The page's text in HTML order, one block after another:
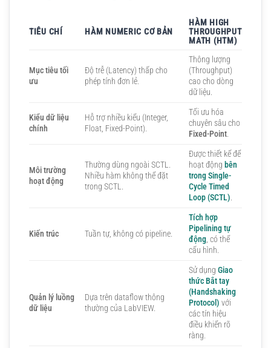
TIÊU CHÍ HÀM NUMERIC CƠ BẢN
HÀM HIGH
THROUGHPUT
MATH (HTM)
Mục tiêu tối
ưu
Độ trễ (Latency) thấp cho
phép tính đơn lẻ.
Thông lượng
(Throughput)
cao cho dòng
dữ liệu.
Kiểu dữ liệu
chính
Hỗ trợ nhiều kiểu (Integer,
Float, Fixed-Point).
Tối ưu hóa
chuyên sâu cho
Fixed-Point.
Môi trường
hoạt động
Thường dùng ngoài SCTL.
Nhiều hàm không thể đặt
trong SCTL.
Được thiết kế để
hoạt động bên
trong Single-
Cycle Timed
Loop (SCTL).
Kiến trúc Tuần tự, không có pipeline.
Tích hợp
Pipelining tự
động, có thể
cấu hình.
Quản lý luồng
dữ liệu
Dựa trên dataflow thông
thường của LabVIEW.
Sử dụngGiao
thức Bắt tay
(Handshaking
Protocol) với
các tín hiệu
điều khiển rõ
ràng.